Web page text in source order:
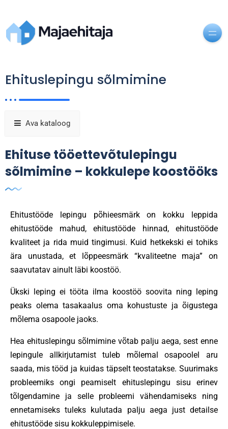
Ehituslepingu sõlmimine
Ava kataloog
Ehituse tööettevõtulepingu
sõlmimine – kokkulepe koostööks
Ehitustööde lepingu põhieesmärk on kokku leppida
ehitustööde mahud, ehitustööde hinnad, ehitustööde
kvaliteet ja rida muid tingimusi. Kuid hetkekski ei tohiks
ära unustada, et lõppeesmärk “kvaliteetne maja” on
saavutatav ainult läbi koostöö.
Ükski leping ei tööta ilma koostöö soovita ning leping
peaks olema tasakaalus oma kohustuste ja õigustega
mõlema osapoole jaoks.
Hea ehituslepingu sõlmimine võtab palju aega, sest enne
lepingule allkirjutamist tuleb mõlemal osapoolel aru
saada, mis tööd ja kuidas täpselt teostatakse. Suurimaks
probleemiks ongi peamiselt ehituslepingu sisu erinev
tõlgendamine ja selle probleemi vähendamiseks ning
ennetamiseks tuleks kulutada palju aega just detailse
ehitustööde sisu kokkuleppimisele.